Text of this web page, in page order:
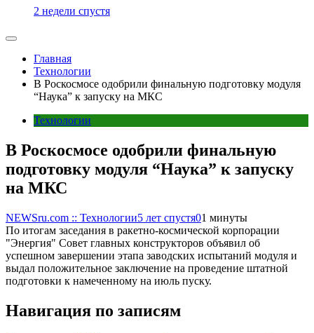
2 недели спустя
Главная
Технологии
В Роскосмосе одобрили финальную подготовку модуля
“Наука” к запуску на МКС
Технологии
В Роскосмосе одобрили финальную
подготовку модуля “Наука” к запуску
на МКС
NEWSru.com :: Технологии5 лет спустя01 минуты
По итогам заседания в ракетно-космической корпорации
"Энергия" Совет главных конструкторов объявил об
успешном завершении этапа заводских испытаний модуля и
выдал положительное заключение на проведение штатной
подготовки к намеченному на июль пуску.
Навигация по записям